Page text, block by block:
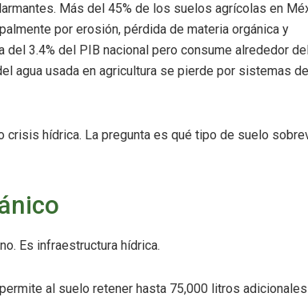
Más del 45% de los suelos agrícolas en
por erosión, pérdida de materia orgánica y
3.4% del PIB nacional pero consume alrededor
agua usada en agricultura se pierde por sistemas
crisis hídrica. La pregunta es qué tipo de suelo
Es infraestructura hídrica.
al suelo retener hasta 75,000 litros